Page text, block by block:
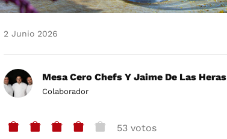
2 Junio 2026
Mesa Cero Chefs Y Jaime De Las Heras
Colaborador
53 votos